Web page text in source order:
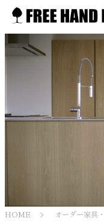
HOME オーダー家具